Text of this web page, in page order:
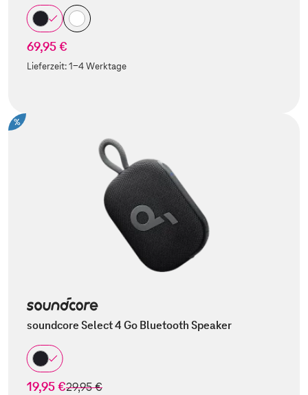
69,95 €
Lieferzeit:1-4 Werktage
%
soundcore Select 4 Go Bluetooth Speaker
19,95 €statt
29,95 €